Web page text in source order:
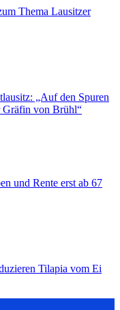
Thema Lausitzer
„Auf den Spuren
Gräfin von Brühl“
und Rente erst ab 67
Tilapia vom Ei